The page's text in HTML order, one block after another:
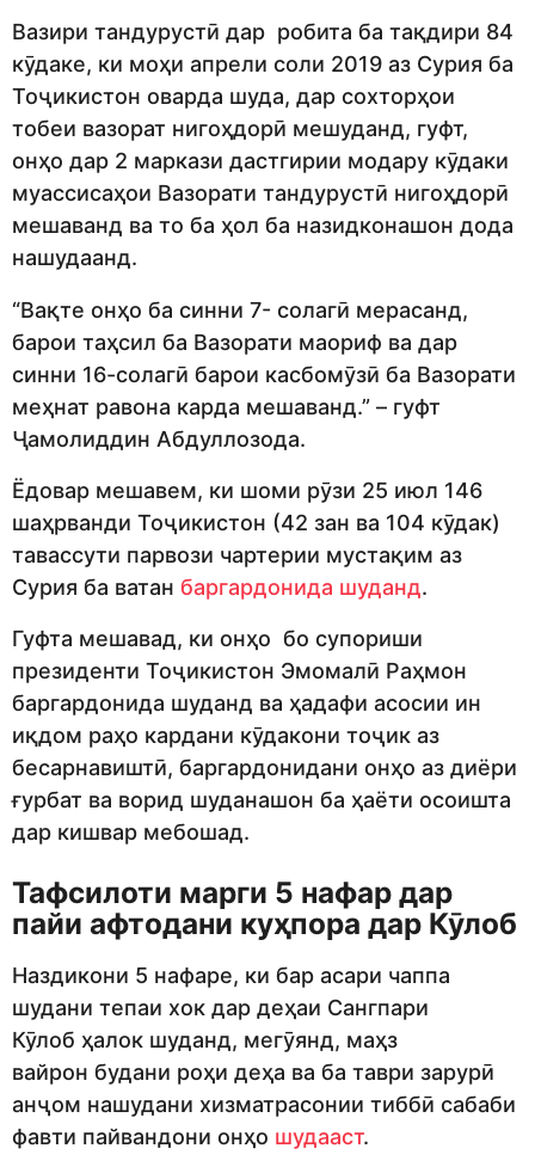
Вазири тандурустӣ дар робита ба тақдири 84
кӯдаке, ки моҳи апрели соли 2019 аз Сурия ба
Тоҷикистон оварда шуда, дар сохторҳои
тобеи вазорат нигоҳдорӣ мешуданд, гуфт,
онҳо дар 2 маркази дастгирии модару кӯдаки
муассисаҳои Вазорати тандурустӣ нигоҳдорӣ
мешаванд ва то ба ҳол ба назидконашон дода
нашудаанд.
“Вақте онҳо ба синни 7- солагӣ мерасанд,
барои таҳсил ба Вазорати маориф ва дар
синни 16-солагӣ барои касбомӯзӣ ба Вазорати
меҳнат равона карда мешаванд.” – гуфт
Ҷамолиддин Абдуллозода.
Ёдовар мешавем, ки шоми рӯзи 25 июл 146
шаҳрванди Тоҷикистон (42 зан ва 104 кӯдак)
тавассути парвози чартерии мустақим аз
Сурия ба ватан баргардонида шуданд.
Гуфта мешавад, ки онҳо бо супориши
президенти Тоҷикистон Эмомалӣ Раҳмон
баргардонида шуданд ва ҳадафи асосии ин
иқдом раҳо кардани кӯдакони тоҷик аз
бесарнавиштӣ, баргардонидани онҳо аз диёри
ғурбат ва ворид шуданашон ба ҳаёти осоишта
дар кишвар мебошад.
Тафсилоти марги 5 нафар дар
пайи афтодани куҳпора дар Кӯлоб
Наздикони 5 нафаре, ки бар асари чаппа
шудани тепаи хок дар деҳаи Сангпари
Кӯлоб ҳалок шуданд, мегӯянд, маҳз
вайрон будани роҳи деҳа ва ба таври зарурӣ
анҷом нашудани хизматрасонии тиббӣ сабаби
фавти пайвандони онҳо шудааст.